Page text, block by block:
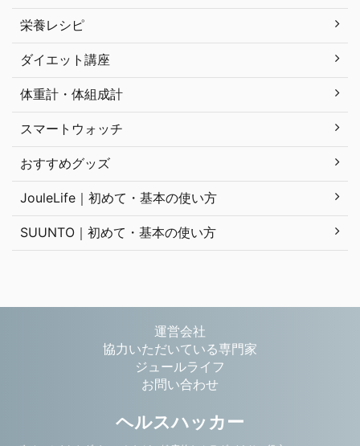
栄養レシピ
ダイエット講座
体重計・体組成計
スマートウォッチ
おすすめグッズ
JouleLife｜初めて・基本の使い方
SUUNTO｜初めて・基本の使い方
運営会社
協力いただいている専門家
ジュールライフ
お問い合わせ
ヘルスハッカー